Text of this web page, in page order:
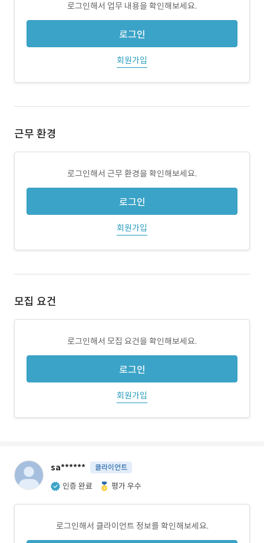
로그인해서 업무 내용을 확인해보세요.
로그인
회원가입
근무 환경
로그인해서 근무 환경을 확인해보세요.
로그인
회원가입
모집 요건
로그인해서 모집 요건을 확인해보세요.
로그인
회원가입
sa****** 클라이언트
인증 완료 평가 우수
로그인해서 클라이언트 정보를 확인해보세요.